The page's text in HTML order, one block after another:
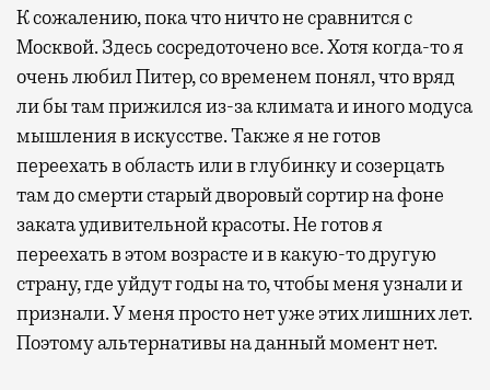
К сожалению, пока что ничто не сравнится с
Москвой. Здесь сосредоточено все. Хотя когда-то я
очень любил Питер, со временем понял, что вряд
ли бы там прижился из-за климата и иного модуса
мышления в искусстве. Также я не готов
переехать в область или в глубинку и созерцать
там до смерти старый дворовый сортир на фоне
заката удивительной красоты. Не готов я
переехать в этом возрасте и в какую-то другую
страну, где уйдут годы на то, чтобы меня узнали и
признали. У меня просто нет уже этих лишних лет.
Поэтому альтернативы на данный момент нет.